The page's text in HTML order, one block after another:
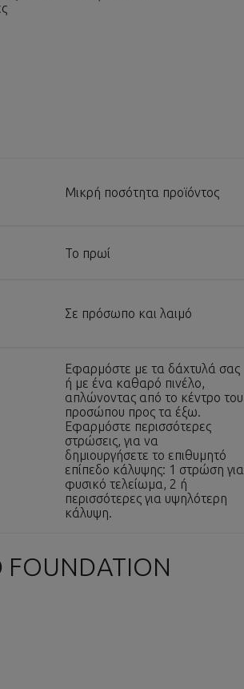
Μικρή ποσότητα προϊόντος
Το πρωί
Σε πρόσωπο και λαιμό
Εφαρμόστε με τα δάχτυλά σας
ή με ένα καθαρό πινέλο,
απλώνοντας από το κέντρο του
προσώπου προς τα έξω.
Εφαρμόστε περισσότερες
στρώσεις, για να
δημιουργήσετε το επιθυμητό
επίπεδο κάλυψης: 1 στρώση για
φυσικό τελείωμα, 2 ή
περισσότερες για υψηλότερη
κάλυψη.
FOUNDATION